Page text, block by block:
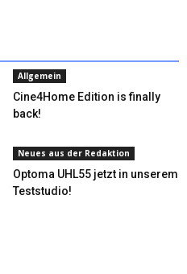
Allgemein
Cine4Home Edition is finally
back!
Neues aus der Redaktion
Optoma UHL55 jetzt in unserem
Teststudio!